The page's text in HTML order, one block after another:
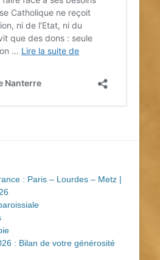
: Paris – Lourdes – Metz |
: Bilan de votre générosité